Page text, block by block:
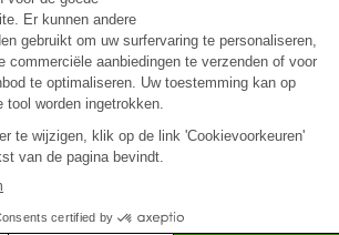
benaderingen gebruiken die
levende dieren en
combineren met functionele
deze mechanismen te definiëren
worden gebruikt om hun
elimineren en te verdringen. De
vragen zullen belangrijk zijn
van de
van tumoren.